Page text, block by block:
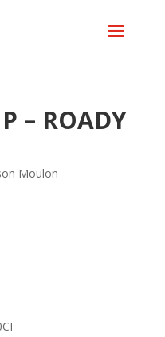
– ROADY
Moulon